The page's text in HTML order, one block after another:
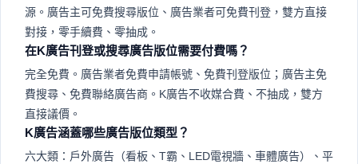
源。廣告主可免費搜尋版位、廣告業者可免費刊登，雙方直接
對接，零手續費、零抽成。
在K廣告刊登或搜尋廣告版位需要付費嗎？
完全免費。廣告業者免費申請帳號、免費刊登版位；廣告主免
費搜尋、免費聯絡廣告商。K廣告不收媒合費、不抽成，雙方
直接議價。
K廣告涵蓋哪些廣告版位類型？
六大類：戶外廣告（看板、T霸、LED電視牆、車體廣告）、平